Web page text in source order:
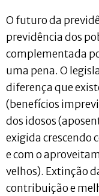
O futuro da
previdência dos
complementada
uma pena. O
diferença que
(benefícios
dos idosos
exigida crescendo
e com o
velhos). Extinção
contribuição e